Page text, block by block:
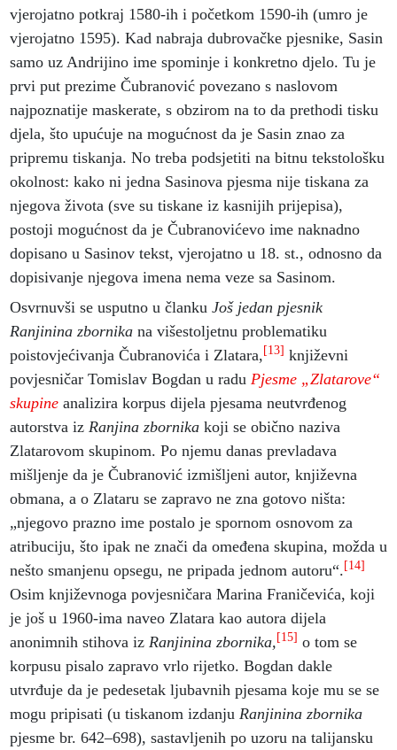
vjerojatno potkraj 1580-ih i početkom 1590-ih (umro je
vjerojatno 1595). Kad nabraja dubrovačke pjesnike, Sasin
samo uz Andrijino ime spominje i konkretno djelo. Tu je
prvi put prezime Čubranović povezano s naslovom
najpoznatije maskerate, s obzirom na to da prethodi tisku
djela, što upućuje na mogućnost da je Sasin znao za
pripremu tiskanja. No treba podsjetiti na bitnu tekstološku
okolnost: kako ni jedna Sasinova pjesma nije tiskana za
njegova života (sve su tiskane iz kasnijih prijepisa),
postoji mogućnost da je Čubranovićevo ime naknadno
dopisano u Sasinov tekst, vjerojatno u 18. st., odnosno da
dopisivanje njegova imena nema veze sa Sasinom.
Osvrnuvši se usputno u članku Još jedan pjesnik
Ranjinina zbornikana višestoljetnu problematiku
poistovjećivanja Čubranovića i Zlatara, [13] književni
povjesničar Tomislav Bogdan u radu Pjesme „Zlatarove“
skupineanalizira korpus dijela pjesama neutvrđenog
autorstva iz Ranjina zbornikakoji se obično naziva
Zlatarovom skupinom. Po njemu danas prevladava
mišljenje da je Čubranović izmišljeni autor, književna
obmana, a o Zlataru se zapravo ne zna gotovo ništa:
„njegovo prazno ime postalo je spornom osnovom za
atribuciju, što ipak ne znači da omeđena skupina, možda u
nešto smanjenu opsegu, ne pripada jednom autoru“.[14]
Osim književnoga povjesničara Marina Franičevića, koji
je još u 1960-ima naveo Zlatara kao autora dijela
anonimnih stihova iz Ranjinina zbornika, [15] o tom se
korpusu pisalo zapravo vrlo rijetko. Bogdan dakle
utvrđuje da je pedesetak ljubavnih pjesama koje mu se se
mogu pripisati (u tiskanom izdanju Ranjinina zbornika
pjesme br. 642–698), sastavljenih po uzoru na talijansku